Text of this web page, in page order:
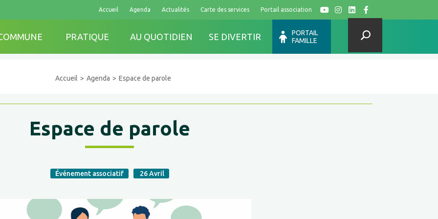
Accueil Agenda Actualités Carte des services Portail association Y I L F
PRATIQUE AU QUOTIDIEN SE DIVERTIR
PORTAIL
FAMILLE
Accueil Agenda Espace de parole
Espace de parole
Événement associatif 26 Avril